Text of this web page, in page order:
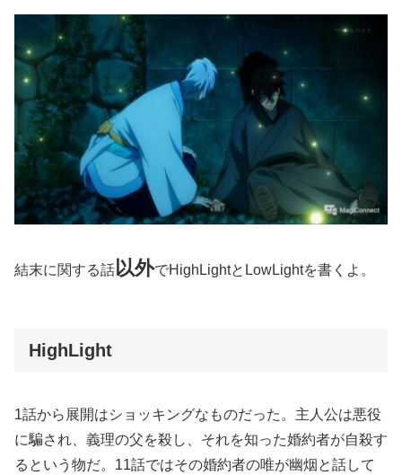
結末に関する話以外でHighLightとLowLightを書くよ。
HighLight
1話から展開はショッキングなものだった。主人公は悪役
に騙され、義理の父を殺し、それを知った婚約者が自殺す
るという物だ。11話ではその婚約者の唯が幽烟と話して